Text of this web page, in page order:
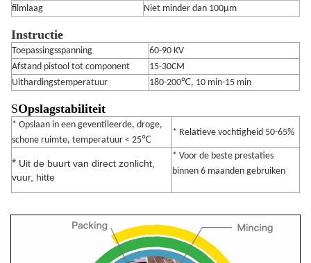
filmlaag
Niet minder dan 100μm
Instructie
Toepassingsspanning
60-90 KV
Afstand pistool tot component
15-30CM
Uithardingstemperatuur
180-200℃, 10 min-15 min
SOpslagstabiliteit
* Opslaan in een geventileerde, droge,
schone ruimte, temperatuur < 25℃
* Relatieve vochtigheid 50-65%
* Uit de buurt van direct zonlicht,
vuur, hitte
* Voor de beste prestaties
binnen 6 maanden gebruiken